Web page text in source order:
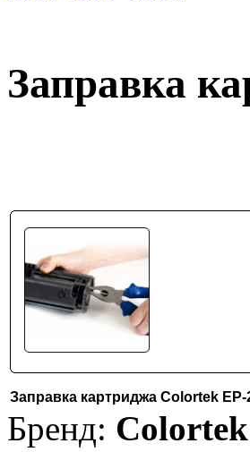
Заправка
Заправка картриджа Colortek EP-
Бренд: Colortek